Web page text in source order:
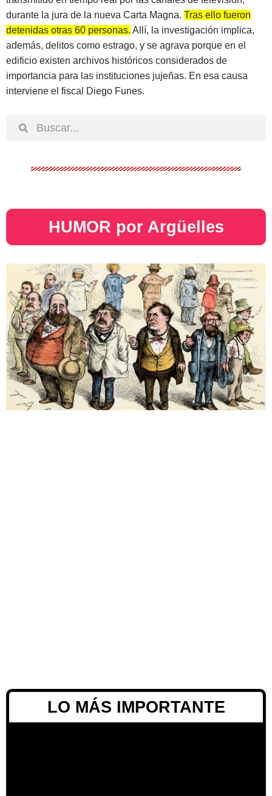
durante la jura de la nueva Carta Magna. Tras ello fueron
detenidas otras 60 personas. Allí, la investigación implica,
además, delitos como estrago, y se agrava porque en el
edificio existen archivos históricos considerados de
importancia para las instituciones jujeñas. En esa causa
interviene el fiscal Diego Funes.
HUMOR por Argüelles​
LO MÁS IMPORTANTE